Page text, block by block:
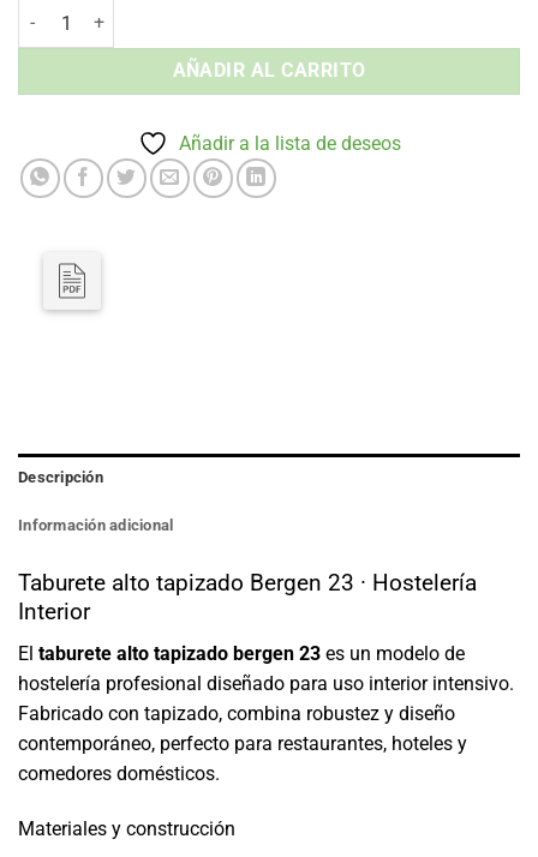
Taburete sin Brazos Bergen - Tapizada Interior cantidad
AÑADIR AL CARRITO
Añadir a la lista de deseos
Descripción
Información adicional
Taburete alto tapizado Bergen 23 · Hostelería
Interior
El taburete alto tapizado bergen 23 es un modelo de
hostelería profesional diseñado para uso interior intensivo.
Fabricado con tapizado, combina robustez y diseño
contemporáneo, perfecto para restaurantes, hoteles y
comedores domésticos.
Materiales y construcción